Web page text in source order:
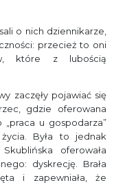
o nich dziennikarze,
przecież to oni
które z lubością
zaczęły pojawiać się
gdzie oferowana
„praca u gospodarza”
Była to jednak
oferowała
dyskrecję. Brała
i zapewniała, że